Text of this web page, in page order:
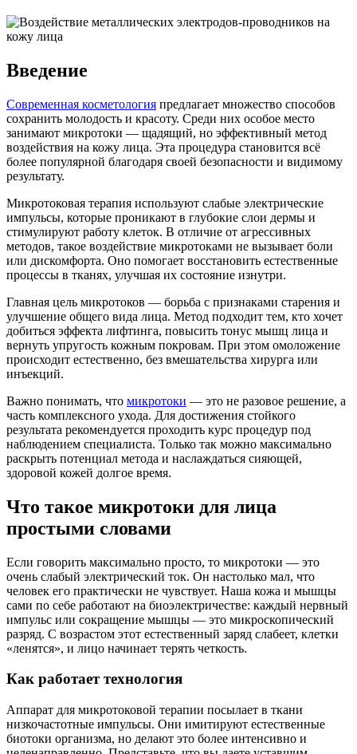
Введение
Современная косметология предлагает множество способов
сохранить молодость и красоту. Среди них особое место
занимают микротоки — щадящий, но эффективный метод
воздействия на кожу лица. Эта процедура становится всё
более популярной благодаря своей безопасности и видимому
результату.
Микротоковая терапия используют слабые электрические
импульсы, которые проникают в глубокие слои дермы и
стимулируют работу клеток. В отличие от агрессивных
методов, такое воздействие микротоками не вызывает боли
или дискомфорта. Оно помогает восстановить естественные
процессы в тканях, улучшая их состояние изнутри.
Главная цель микротоков — борьба с признаками старения и
улучшение общего вида лица. Метод подходит тем, кто хочет
добиться эффекта лифтинга, повысить тонус мышц лица и
вернуть упругость кожным покровам. При этом омоложение
происходит естественно, без вмешательства хирурга или
инъекций.
Важно понимать, что микротоки — это не разовое решение, а
часть комплексного ухода. Для достижения стойкого
результата рекомендуется проходить курс процедур под
наблюдением специалиста. Только так можно максимально
раскрыть потенциал метода и наслаждаться сияющей,
здоровой кожей долгое время.
Что такое микротоки для лица
простыми словами
Если говорить максимально просто, то микротоки — это
очень слабый электрический ток. Он настолько мал, что
человек его практически не чувствует. Наша кожа и мышцы
сами по себе работают на биоэлектричестве: каждый нервный
импульс или сокращение мышцы — это микроскопический
разряд. С возрастом этот естественный заряд слабеет, клетки
«ленятся», и лицо начинает терять четкость.
Как работает технология
Аппарат для микротоковой терапии посылает в ткани
низкочастотные импульсы. Они имитируют естественные
биотоки организма, но делают это более интенсивно и